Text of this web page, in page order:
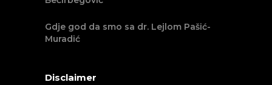
Gdje god da smo sa dr. Lejlom Pašić-
Muradić
Disclaimer